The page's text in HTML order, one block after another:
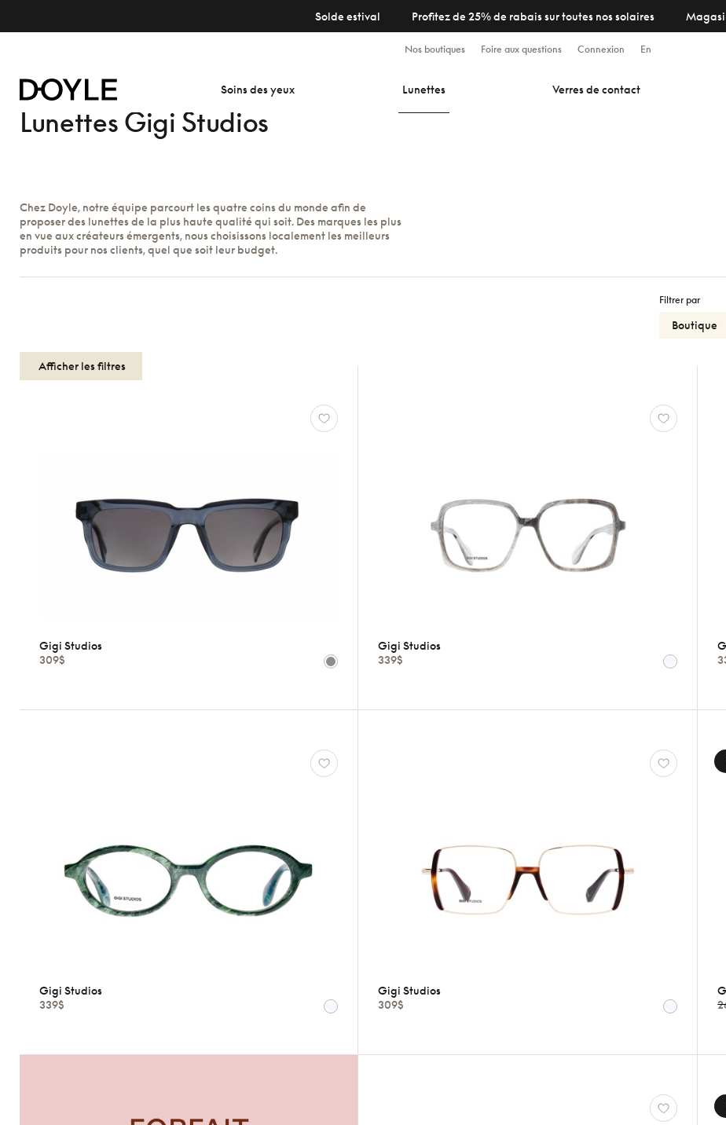
Solde estival Profitez de 25% de rabais sur toutes nos solaires
Nos boutiques Foire aux questions Connexion En
Soins des yeux Lunettes Verres de contact
Lunettes Gigi Studios
Chez Doyle, notre équipe parcourt les quatre coins du monde afin de
proposer des lunettes de la plus haute qualité qui soit. Des marques les plus
en vue aux créateurs émergents, nous choisissons localement les meilleurs
produits pour nos clients, quel que soit leur budget.
Formes
Rey
Lacoste
Ray-
Ford
Filtrer par
Gigi Studios
309$
Gigi Studios
339$
Gigi Studios
339$
Gigi Studios
309$